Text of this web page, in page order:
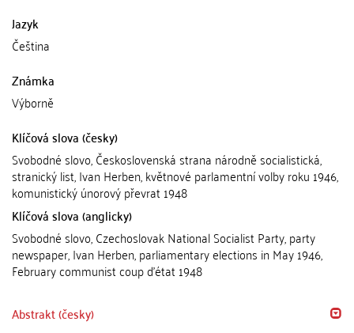
Jazyk
Čeština
Známka
Výborně
Klíčová slova (česky)
Svobodné slovo, Československá strana národně socialistická,
stranický list, Ivan Herben, květnové parlamentní volby roku 1946,
komunistický únorový převrat 1948
Klíčová slova (anglicky)
Svobodné slovo, Czechoslovak National Socialist Party, party
newspaper, Ivan Herben, parliamentary elections in May 1946,
February communist coup d'état 1948
Abstrakt (česky)